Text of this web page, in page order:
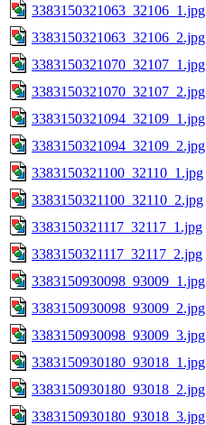
3383150321063_32106_1.jpg
3383150321063_32106_2.jpg
3383150321070_32107_1.jpg
3383150321070_32107_2.jpg
3383150321094_32109_1.jpg
3383150321094_32109_2.jpg
3383150321100_32110_1.jpg
3383150321100_32110_2.jpg
3383150321117_32117_1.jpg
3383150321117_32117_2.jpg
3383150930098_93009_1.jpg
3383150930098_93009_2.jpg
3383150930098_93009_3.jpg
3383150930180_93018_1.jpg
3383150930180_93018_2.jpg
3383150930180_93018_3.jpg